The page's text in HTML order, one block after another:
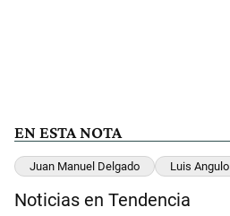
EN ESTA NOTA
Juan Manuel Delgado Luis Angulo
Noticias en Tendencia